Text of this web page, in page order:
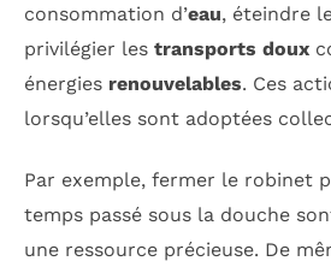
consommation d’eau, éteindre
privilégier les transports doux
énergies renouvelables. Ces
lorsqu’elles sont adoptées
Par exemple, fermer le robinet
temps passé sous la douche
une ressource précieuse. De